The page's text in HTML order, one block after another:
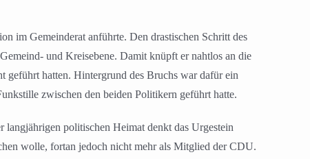
im Gemeinderat anführte. Den drastischen Schritt des
und Kreisebene. Damit knüpft er nahtlos an die
geführt hatten. Hintergrund des Bruchs war dafür ein
zwischen den beiden Politikern geführt hatte.
politischen Heimat denkt das Urgestein
wolle, fortan jedoch nicht mehr als Mitglied der CDU.